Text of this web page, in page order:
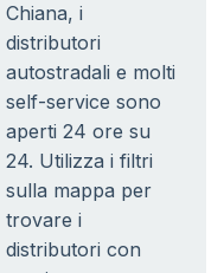
Chiana, i
distributori
autostradali e molti
self-service sono
aperti 24 ore su
24. Utilizza i filtri
sulla mappa per
trovare i
distributori con